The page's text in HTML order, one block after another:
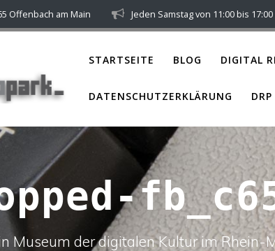
Offenbach am Main Jeden Samstag von 11:00 bis
STARTSEITE BLOG DIGITAL
DATENSCHUTZERKLÄRUNG
Museum der digitalen Kultur im